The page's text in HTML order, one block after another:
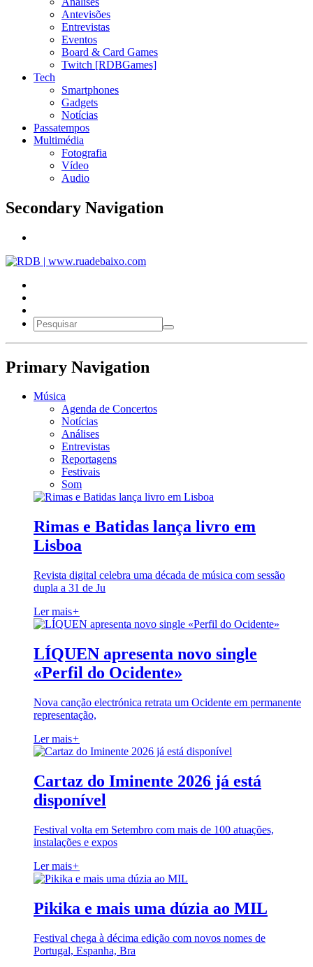
Antevisões
Entrevistas
Eventos
Board & Card Games
Twitch [RDBGames]
Tech
Smartphones
Gadgets
Notícias
Passatempos
Multimédia
Fotografia
Vídeo
Audio
Secondary Navigation
Primary Navigation
Música
Agenda de Concertos
Notícias
Análises
Entrevistas
Reportagens
Festivais
Som
Rimas e Batidas lança livro em
Lisboa
Revista digital celebra uma década de música com sessão
dupla a 31 de Ju
Ler mais+
LÍQUEN apresenta novo single
«Perfil do Ocidente»
Nova canção electrónica retrata um Ocidente em permanente
representação,
Ler mais+
Cartaz do Iminente 2026 já está
disponível
Festival volta em Setembro com mais de 100 atuações,
instalações e expos
Ler mais+
Pikika e mais uma dúzia ao MIL
Festival chega à décima edição com novos nomes de
Portugal, Espanha, Bra